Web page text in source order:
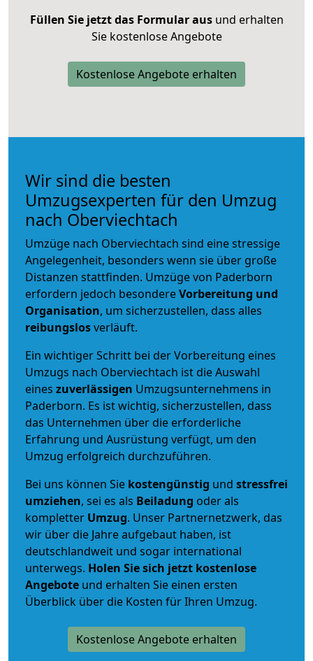
Füllen Sie jetzt das Formular ausund erhalten
Sie kostenlose Angebote
Kostenlose Angebote erhalten
Wir sind die besten
Umzugsexperten für den Umzug
nach Oberviechtach
Umzüge nach Oberviechtach sind eine stressige
Angelegenheit, besonders wenn sie über große
Distanzen stattfinden. Umzüge von Paderborn
erfordern jedoch besondereVorbereitung und
Organisation, um sicherzustellen, dass alles
reibungslosverläuft.
Ein wichtiger Schritt bei der Vorbereitung eines
Umzugs nach Oberviechtach ist die Auswahl
eines zuverlässigen Umzugsunternehmens in
Paderborn. Es ist wichtig, sicherzustellen, dass
das Unternehmen über die erforderliche
Erfahrung und Ausrüstung verfügt, um den
Umzug erfolgreich durchzuführen.
Bei uns können Sie kostengünstig und stressfrei
umziehen, sei es als Beiladung oder als
kompletter Umzug. Unser Partnernetzwerk, das
wir über die Jahre aufgebaut haben, ist
deutschlandweit und sogar international
unterwegs. Holen Sie sich jetzt kostenlose
Angebote und erhalten Sie einen ersten
Überblick über die Kosten für Ihren Umzug.
Kostenlose Angebote erhalten